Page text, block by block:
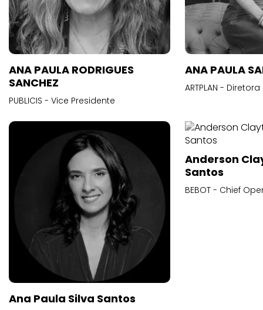
ANA PAULA RODRIGUES
SANCHEZ
PUBLICIS - Vice Presidente
ANA PAULA
ARTPLAN -
Ana Paula Silva Santos
Anderson
Santos
BEBOT - Chief